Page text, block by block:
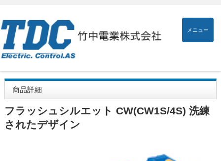
メニュー
商品詳細
フラッシュシルエット CW(CW1S/4S) 洗練
されたデザイン